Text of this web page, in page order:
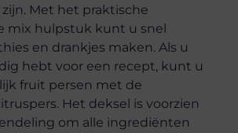
zijn. Met het praktische
mix hulpstuk kunt u snel
en drankjes maken. Als u
hebt voor een recept, kunt u
fruit persen met de
Het deksel is voorzien
om alle ingrediënten